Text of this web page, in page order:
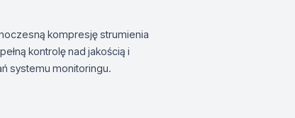
kompresję strumienia
kontrolę nad jakością i
systemu monitoringu.